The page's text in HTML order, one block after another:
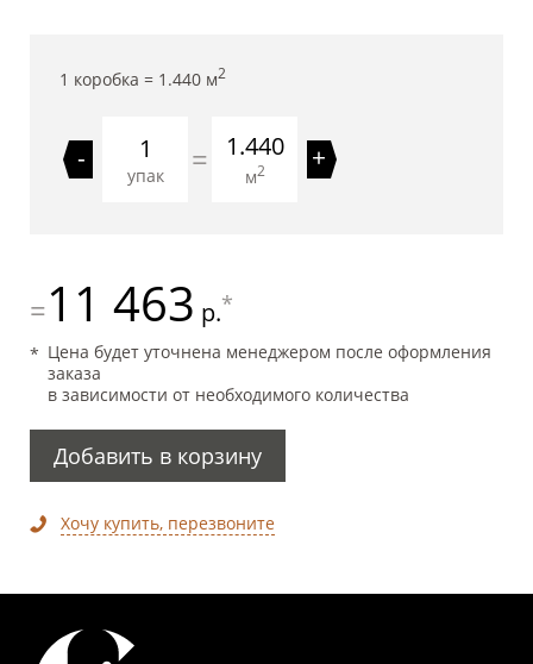
1 коробка = 1.440 м2
-
упак = 1.440
м2 +
=11 463 р.*
Цена будет уточнена менеджером после оформления
заказа
в зависимости от необходимого количества
Добавить в корзину
Хочу купить, перезвоните